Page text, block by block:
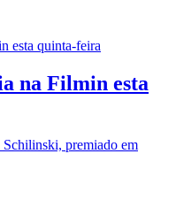
na Filmin esta
premiado em